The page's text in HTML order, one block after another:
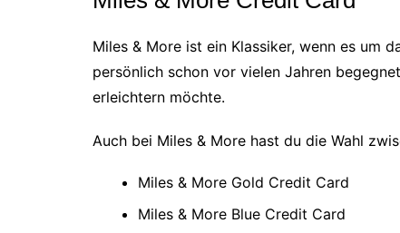
Miles & More ist ein Klassiker, wenn es um
persönlich schon vor vielen Jahren
erleichtern möchte.
Auch bei Miles & More hast du die Wahl
Miles & More Gold Credit Card
Miles & More Blue Credit Card